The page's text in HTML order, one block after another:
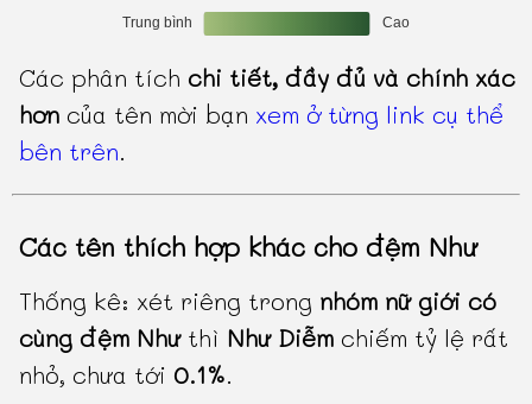
Các phân tích chi tiết, đầy đủ và chính xác
hơn của tên mời bạn xem ở từng link cụ thể
bên trên.
Các tên thích hợp khác cho đệm Như
Thống kê: xét riêng trong nhóm nữ giới có
cùng đệm Nhưthì Như Diễm chiếm tỷ lệ rất
nhỏ, chưa tới0.1%.